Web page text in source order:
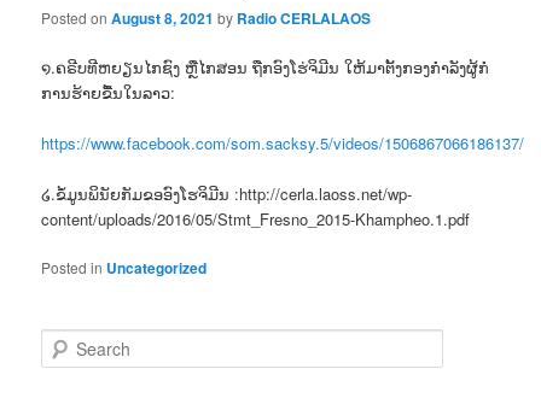
Posted onAugust 8, 2021 by Radio CERLALAOS
໑.ຄຣີບທີຫຍຽນໄກຊົງ ຫຼືໄກສອນ ຖືກອົງໂຮ່ຈິມີນ ໃຫ້ມາຕັ້ງກອງກຳລັງຜູ້ກໍ່
ການຮ້າຍຂື້ນໃນລາວ:
https://www.facebook.com/som.sacksy.5/videos/1506867066186137/
໒.ຂໍ້ມູນພິນັຍກັມຂອອົງໂຮຈິມີນ :http://cerla.laoss.net/wp-
content/uploads/2016/05/Stmt_Fresno_2015-Khampheo.1.pdf
Posted in Uncategorized
e